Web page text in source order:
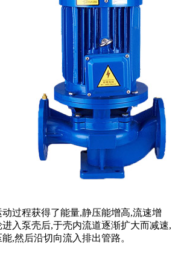
过程获得了能量,静压能增高,流速增
入泵壳后,于壳内流道逐渐扩大而减速,
,然后沿切向流入排出管路。